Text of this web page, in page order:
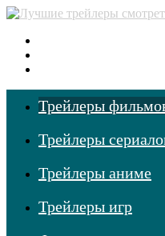
Трейлеры
Трейлеры
Трейлеры аниме
Трейлеры игр